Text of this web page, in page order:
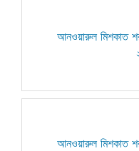
আনওয়ারুল মিশকাত
আনওয়ারুল মিশকাত